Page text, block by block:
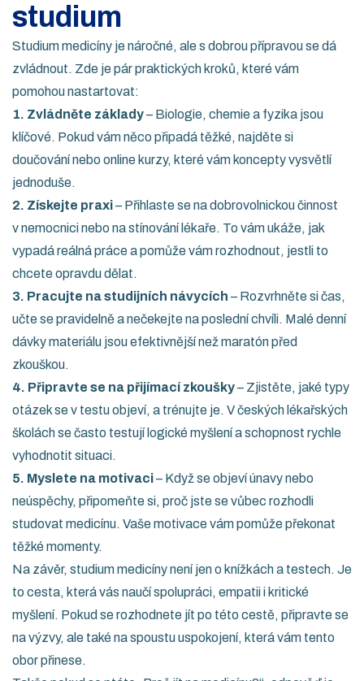
studium
Studium medicíny je náročné, ale s dobrou přípravou se dá
zvládnout. Zde je pár praktických kroků, které vám
pomohou nastartovat:
1. Zvládněte základy– Biologie, chemie a fyzika jsou
klíčové. Pokud vám něco připadá těžké, najděte si
doučování nebo online kurzy, které vám koncepty vysvětlí
jednoduše.
2. Získejte praxi– Přihlaste se na dobrovolnickou činnost
v nemocnici nebo na stínování lékaře. To vám ukáže, jak
vypadá reálná práce a pomůže vám rozhodnout, jestli to
chcete opravdu dělat.
3. Pracujte na studijních návycích – Rozvrhněte si čas,
učte se pravidelně a nečekejte na poslední chvíli. Malé denní
dávky materiálu jsou efektivnější než maratón před
zkouškou.
4. Připravte se na přijímací zkoušky– Zjistěte, jaké typy
otázek se v testu objeví, a trénujte je. V českých lékařských
školách se často testují logické myšlení a schopnost rychle
vyhodnotit situaci.
5. Myslete na motivaci– Když se objeví únavy nebo
neúspěchy, připomeňte si, proč jste se vůbec rozhodli
studovat medicínu. Vaše motivace vám pomůže překonat
těžké momenty.
Na závěr, studium medicíny není jen o knížkách a testech. Je
to cesta, která vás naučí spolupráci, empatii i kritické
myšlení. Pokud se rozhodnete jít po této cestě, připravte se
na výzvy, ale také na spoustu uspokojení, která vám tento
obor přinese.